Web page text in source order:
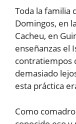
Toda la familia
Domingos, en
Cacheu, en
enseñanzas el
contratiempos
demasiado
esta práctica
Como